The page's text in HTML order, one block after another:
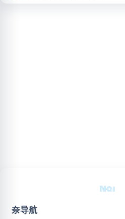
奈导航